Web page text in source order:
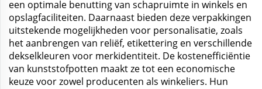
een optimale benutting van schapruimte in winkels en
opslagfaciliteiten. Daarnaast bieden deze verpakkingen
uitstekende mogelijkheden voor personalisatie, zoals
het aanbrengen van reliëf, etikettering en verschillende
dekselkleuren voor merkidentiteit. De kostenefficiëntie
van kunststofpotten maakt ze tot een economische
keuze voor zowel producenten als winkeliers. Hun